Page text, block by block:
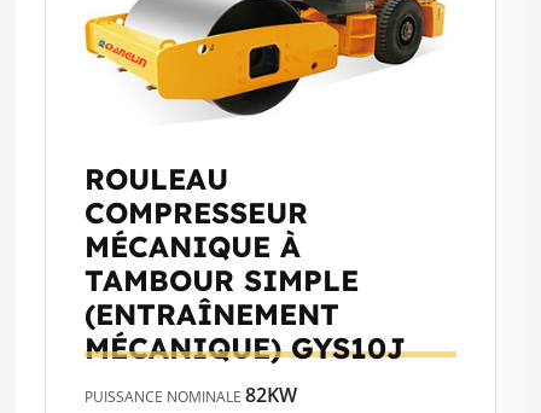
ROULEAU
COMPRESSEUR
MÉCANIQUE À
TAMBOUR SIMPLE
(ENTRAÎNEMENT
MÉCANIQUE)GYS10J
PUISSANCE NOMINALE82KW